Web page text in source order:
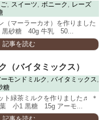
, スイーツ, ボニーク , レーズ
（マーラーカオ）を作りました
黒砂糖 40g 牛乳 50...
記事を読む
（バイタミックス）
ーモンドミルク , バイタミックス,
糖
ト緑茶ミルクを作りました♬ ＊
葉 小1 黒糖 15g アーモ...